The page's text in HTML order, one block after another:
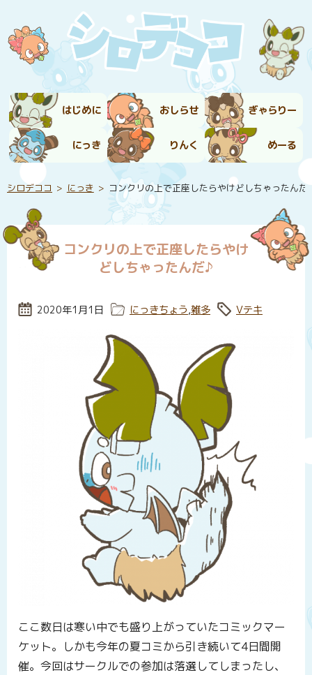
はじめに おしらせ ぎゃらりー
にっき りんく めーる
シロデココ にっき コンクリの上で正座したらやけどしちゃったんだ
コンクリの上で正座したらやけ
どしちゃったんだ♪
投稿日:
2020年1月1日 カテゴリー:
にっきちょう,雑多 タグ:
Vテキ
ここ数日は寒い中でも盛り上がっていたコミックマー
ケット。しかも今年の夏コミから引き続いて4日間開
催。今回はサークルでの参加は落選してしまったし、